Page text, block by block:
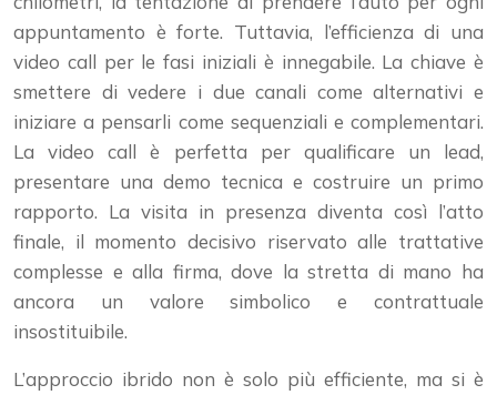
appuntamento è forte. Tuttavia, l’efficienza di una
video call per le fasi iniziali è innegabile. La chiave è
smettere di vedere i due canali come alternativi e
iniziare a pensarli come sequenziali e complementari.
La video call è perfetta per qualificare un lead,
presentare una demo tecnica e costruire un primo
rapporto. La visita in presenza diventa così l’atto
finale, il momento decisivo riservato alle trattative
complesse e alla firma, dove la stretta di mano ha
ancora un valore simbolico e contrattuale
insostituibile.
L’approccio ibrido non è solo più efficiente, ma si è